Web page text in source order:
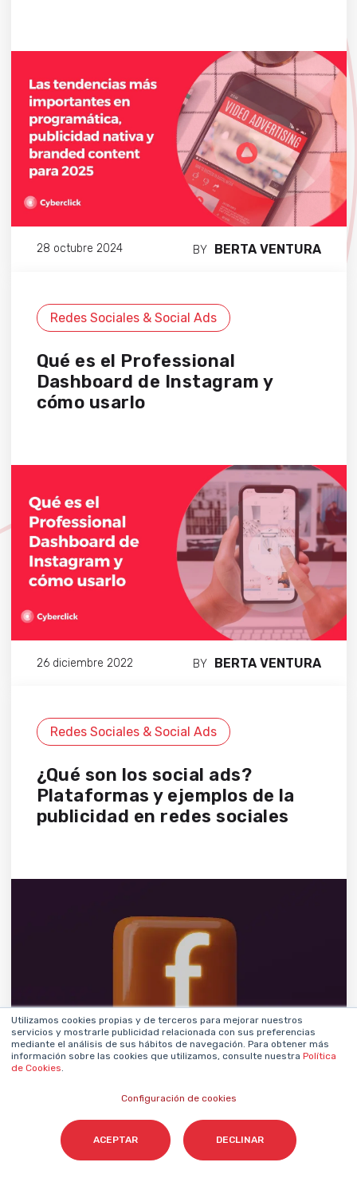
Utilizamos cookies propias y de terceros para mejorar nuestros
servicios y mostrarle publicidad relacionada con sus preferencias
mediante el análisis de sus hábitos de navegación. Para obtener más
información sobre las cookies que utilizamos, consulte nuestra Política
de Cookies.
Configuración de cookies
ACEPTAR DECLINAR
28 octubre 2024 BY BERTA VENTURA
Redes Sociales & Social Ads
Qué es el Professional
Dashboard de Instagram y
cómo usarlo
26 diciembre 2022 BY BERTA VENTURA
Redes Sociales & Social Ads
¿Qué son los social ads?
Plataformas y ejemplos de la
publicidad en redes sociales